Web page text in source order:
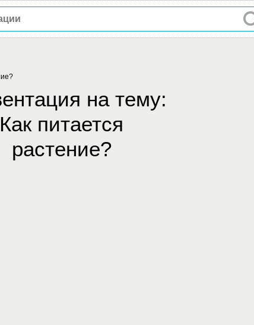
на тему:
Как питается
растение?